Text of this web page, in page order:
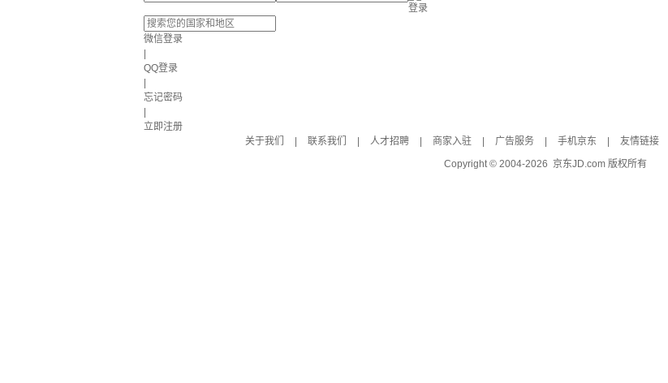
登录
微信登录
QQ登录
忘记密码
立即注册
关于我们
联系我们 人才招聘 商家入驻 广告服务 手机京东 友情链接
Copyright © 2004-2026 京东JD.com 版权所有